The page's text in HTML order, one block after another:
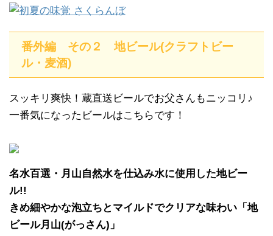
番外編 その２ 地ビール(クラフトビー
ル・麦酒)
スッキリ爽快！蔵直送ビールでお父さんもニッコリ♪
一番気になったビールはこちらです！
名水百選・月山自然水を仕込み水に使用した地ビー
ル!!
きめ細やかな泡立ちとマイルドでクリアな味わい「地
ビール月山(がっさん)」